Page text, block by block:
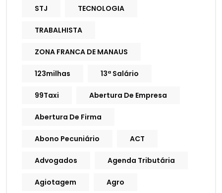
STJ TECNOLOGIA
TRABALHISTA
ZONA FRANCA DE MANAUS
123milhas 13ª Salário
99Taxi Abertura De Empresa
Abertura De Firma
Abono Pecuniário ACT
Advogados Agenda Tributária
Agiotagem Agro